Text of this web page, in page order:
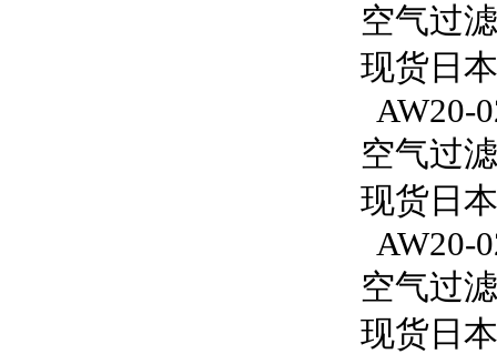
空气过
现货日
AW20-
空气过
现货日
AW20-
空气过
现货日